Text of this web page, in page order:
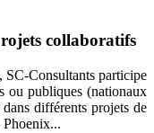
collaboratifs
SC-Consultants participe
ou publiques (nationaux
différents projets de